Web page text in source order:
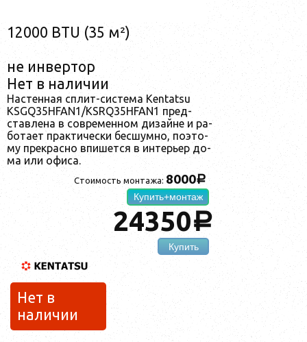
12000 BTU (35 м²)
не инвертор
Нет в наличии
Нас­тен­ная сплит-сис­те­ма Kentatsu
KSGQ35HFAN1/KSRQ35HFAN1 пред­
став­ле­на в сов­ре­мен­ном ди­зай­не и ра­
бо­та­ет прак­ти­чес­ки бес­шум­но, по­это­
му прек­рас­но впи­шет­ся в ин­терь­ер до­
ма или офи­са.
Стоимость монтажа: 8000a
Купить+монтаж
24350a
Купить
Нет в
наличии